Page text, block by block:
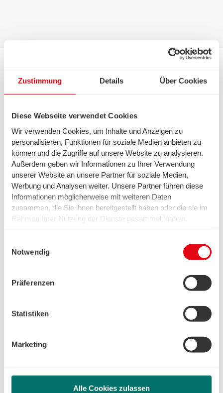
Zustimmung Details Über Cookies
Diese Webseite verwendet Cookies
Wir verwenden Cookies, um Inhalte und Anzeigen zu
personalisieren, Funktionen für soziale Medien anbieten zu
können und die Zugriffe auf unsere Website zu analysieren.
Außerdem geben wir Informationen zu Ihrer Verwendung
unserer Website an unsere Partner für soziale Medien,
Werbung und Analysen weiter. Unsere Partner führen diese
Informationen möglicherweise mit weiteren Daten
zusammen, die Sie ihnen bereitgestellt haben oder die sie im
Rahmen Ihrer Nutzung der Dienste gesammelt haben.
existiert. Das birgt das Risiko des unbemerkten Zugriffs
durch Behörden, das Fehlen von Betroffenenrechten,
Daten.
unserer Datenschutzerklärung. Ihre Einwilligung ist freiwillig
und Sie können sie jederzeit für die Zukunft widerrufen oder
beschränken wir den Einsatz der Cookies auf das notwendige
Minimum, um die Seite betreiben zu können.
Notwendig
Präferenzen
Statistiken
Marketing
Alle Cookies zulassen
Studentisches Praktikum und
Ulrike Behrens
Personalmarketing & Recruiting
Ulrike.Behrens@swb-gruppe.de
T 0421 359-2165
Kontakt Personalmarketing &
Recruiting